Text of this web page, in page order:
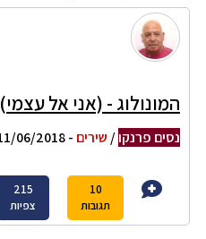
המונולוג - (אני אל עצמי)
נסים פרנקו/ שירים - 11/06/2018 13:45
10
תגובות
215
צפיות